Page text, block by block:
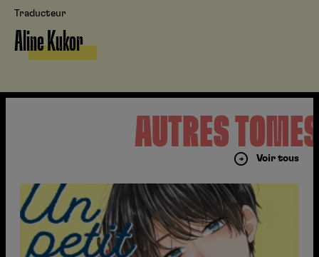
Traducteur
Aline Kukor
AUTRES
Voir tous